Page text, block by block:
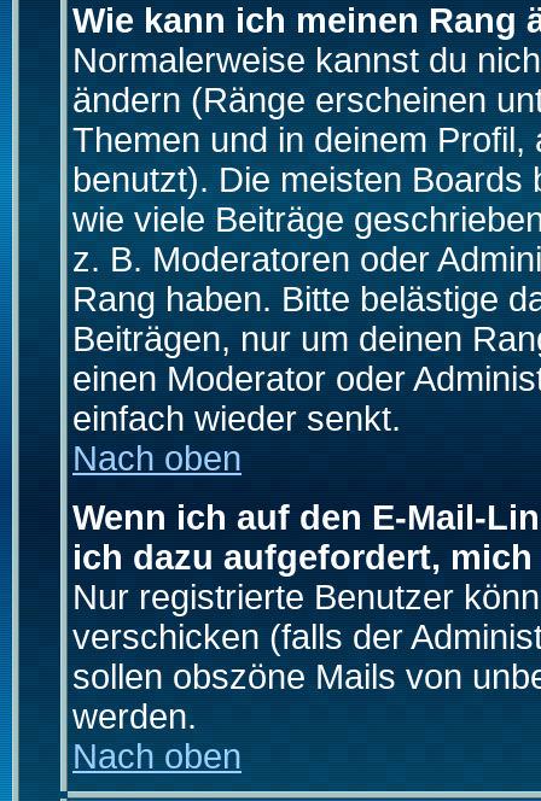
Wie kann ich meinen Rang
Normalerweise kannst du
ändern (Ränge erscheinen
Themen und in deinem
benutzt). Die meisten
wie viele Beiträge
z. B. Moderatoren oder
Rang haben. Bitte belästige
Beiträgen, nur um deinen
einen Moderator oder
einfach wieder senkt.
Nach oben
Wenn ich auf den E-Mail-
ich dazu aufgefordert,
Nur registrierte Benutzer
verschicken (falls der
sollen obszöne Mails von
werden.
Nach oben